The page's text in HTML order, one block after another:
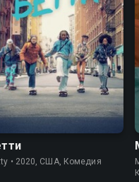
7.1
• 2020, США, Комедия